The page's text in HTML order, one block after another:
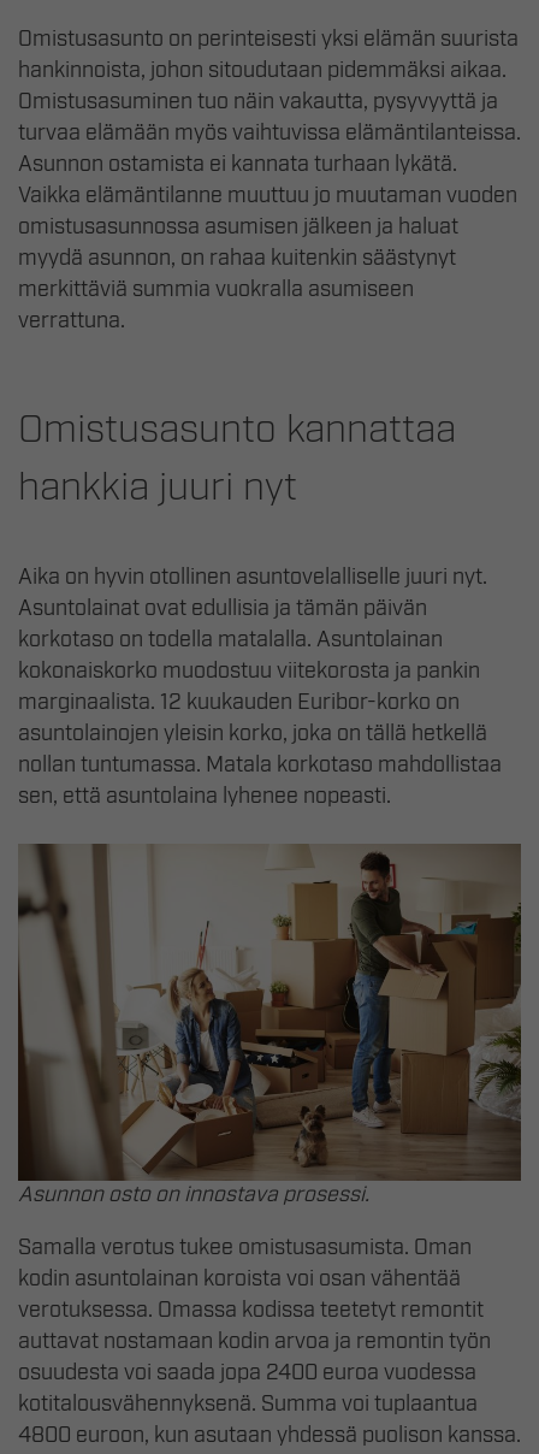
Omistusasunto on perinteisesti yksi elämän suurista
hankinnoista, johon sitoudutaan pidemmäksi aikaa.
Omistusasuminen tuo näin vakautta, pysyvyyttä ja
turvaa elämään myös vaihtuvissa elämäntilanteissa.
Asunnon ostamista ei kannata turhaan lykätä.
Vaikka elämäntilanne muuttuu jo muutaman vuoden
omistusasunnossa asumisen jälkeen ja haluat
myydä asunnon, on rahaa kuitenkin säästynyt
merkittäviä summia vuokralla asumiseen
verrattuna.
Omistusasunto kannattaa
hankkia juuri nyt
Aika on hyvin otollinen asuntovelalliselle juuri nyt.
Asuntolainat ovat edullisia ja tämän päivän
korkotaso on todella matalalla. Asuntolainan
kokonaiskorko muodostuu viitekorosta ja pankin
marginaalista. 12 kuukauden Euribor-korko on
asuntolainojen yleisin korko, joka on tällä hetkellä
nollan tuntumassa. Matala korkotaso mahdollistaa
sen, että asuntolaina lyhenee nopeasti.
Asunnon osto on innostava prosessi.
Samalla verotus tukee omistusasumista. Oman
kodin asuntolainan koroista voi osan vähentää
verotuksessa. Omassa kodissa teetetyt remontit
auttavat nostamaan kodin arvoa ja remontin työn
osuudesta voi saada jopa 2400 euroa vuodessa
kotitalousvähennyksenä. Summa voi tuplaantua
4800 euroon, kun asutaan yhdessä puolison kanssa.